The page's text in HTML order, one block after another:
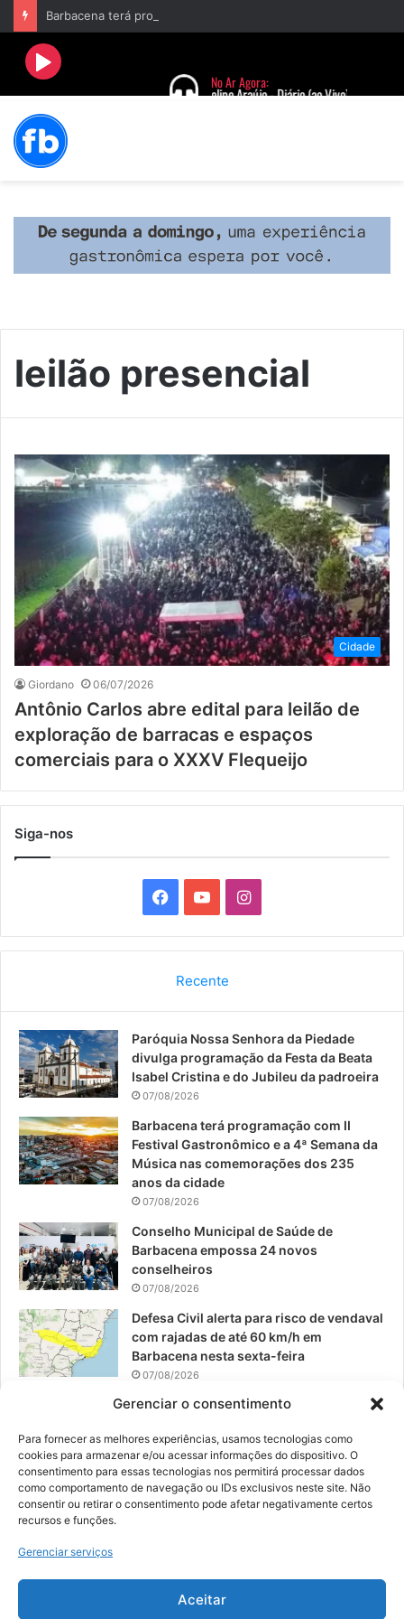
Gerenciar o consentimento
Para fornecer as melhores experiências, usamos tecnologias como
cookies para armazenar e/ou acessar informações do dispositivo. O
consentimento para essas tecnologias nos permitirá processar dados
como comportamento de navegação ou IDs exclusivos neste site. Não
consentir ou retirar o consentimento pode afetar negativamente certos
recursos e funções.
Gerenciar serviços
Aceitar
leilão presencial
Cidade
Giordano 06/07/2026
Antônio Carlos abre edital para leilão de
exploração de barracas e espaços
comerciais para o XXXV Flequeijo
Siga-nos
a
b
o
k
o
u
b
I
n
a
g
a
Recente
Paróquia Nossa Senhora da Piedade
divulga programação da Festa da Beata
Isabel Cristina e do Jubileu da padroeira
07/08/2026
Barbacena terá programação com II
Festival Gastronômico e a 4ª Semana da
Música nas comemorações dos 235
anos da cidade
07/08/2026
Conselho Municipal de Saúde de
Barbacena empossa 24 novos
conselheiros
07/08/2026
Defesa Civil alerta para risco de vendaval
com rajadas de até 60 km/h em
Barbacena nesta sexta-feira
07/08/2026
EPCAR tem a melhor nota do IDEB no
06/08/2026
© 2026, Todos os direitos reservados | Desenvolvido por:
Digital Business| Hospedado por:NP Publicidade
Fale Conosco
Sobre Nós